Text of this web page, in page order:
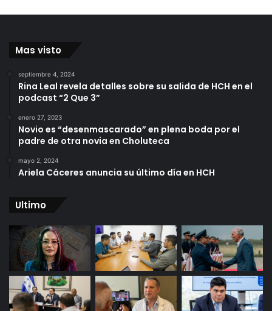
Mas visto
septiembre 4, 2024
Rina Leal revela detalles sobre su salida de HCH en el
podcast “2 Que 3”
enero 27, 2023
Novio es “desenmascarado” en plena boda por el
padre de otra novia en Choluteca
mayo 2, 2024
Ariela Cáceres anuncia su último día en HCH
Ultimo